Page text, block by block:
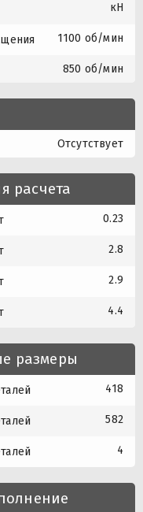
кН
1100 об/мин
850 об/мин
Отсутствует
расчета
0.23
2.8
2.9
4.4
размеры
418
582
4